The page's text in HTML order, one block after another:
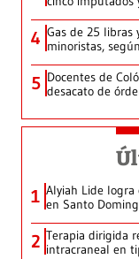
4 Gas de 25 libras
minoristas,
5 Docentes de
desacato de
1 Alyiah Lide logra
en Santo
2 Terapia dirigida
intracraneal en